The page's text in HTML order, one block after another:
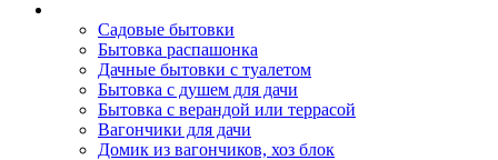
Садовые бытовки
Бытовка распашонка
Дачные бытовки с туалетом
Бытовка с душем для дачи
Бытовка с верандой или террасой
Вагончики для дачи
Домик из вагончиков, хоз блок